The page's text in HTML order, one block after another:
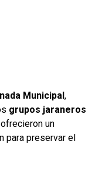
Municipal,
grupos jaraneros
un
para preservar el